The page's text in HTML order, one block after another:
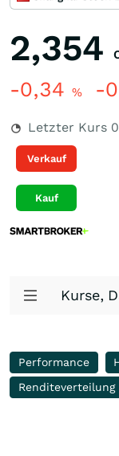
2,354
-0,34 % -
Letzter Kurs
Verkauf
Kauf
Kurse,
Performance
Renditeverteilung